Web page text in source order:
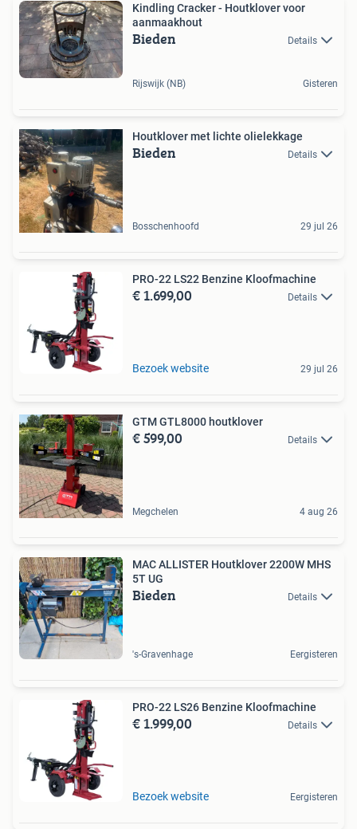
Kindling Cracker - Houtklover voor
aanmaakhout
Bieden Details
Rijswijk (NB) Gisteren
Houtklover met lichte olielekkage
Bieden Details
Bosschenhoofd 29 jul 26
PRO-22 LS22 Benzine Kloofmachine
€ 1.699,00 Details
Bezoek website 29 jul 26
GTM GTL8000 houtklover
€ 599,00 Details
Megchelen 4 aug 26
MAC ALLISTER Houtklover 2200W MHS
5T UG
Bieden Details
's-Gravenhage Eergisteren
PRO-22 LS26 Benzine Kloofmachine
€ 1.999,00 Details
Bezoek website Eergisteren